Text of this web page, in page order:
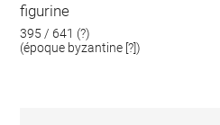
figurine
395 / 641 (?)
(époque byzantine [?])